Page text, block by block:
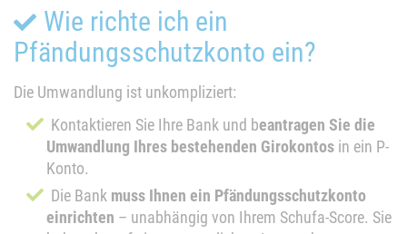
Wie richte ich ein
Pfändungsschutzkonto ein?
Die Umwandlung ist unkompliziert:
Kontaktieren Sie Ihre Bank und beantragen Sie die
Umwandlung Ihres bestehenden Girokontos in ein P-
Konto.
Die Bank muss Ihnen ein Pfändungsschutzkonto
einrichten – unabhängig von Ihrem Schufa-Score. Sie